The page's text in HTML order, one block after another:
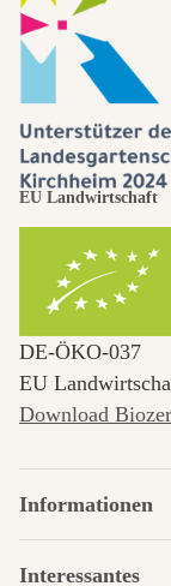
EU Landwirtschaft
DE‑ÖKO‑037
EU
Download
Informationen
Interessantes